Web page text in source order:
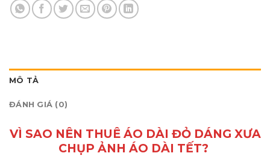
MÔ TẢ
ĐÁNH GIÁ (0)
VÌ SAO NÊN THUÊ ÁO DÀI ĐỎ DÁNG XƯA
CHỤP ẢNH ÁO DÀI TẾT?